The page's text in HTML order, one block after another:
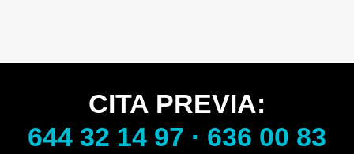
CITA PREVIA:
644 32 14 97 · 636 00 83